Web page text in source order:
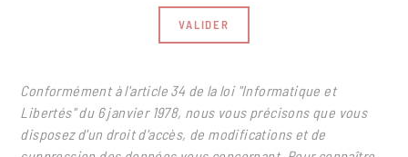
Conformément à l'article 34 de la loi "Informatique et
Libertés" du 6 janvier 1978, nous vous précisons que vous
disposez d'un droit d'accès, de modifications et de